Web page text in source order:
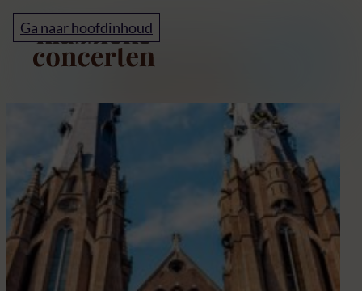
Ga naar hoofdinhoud
Klassieke concerten